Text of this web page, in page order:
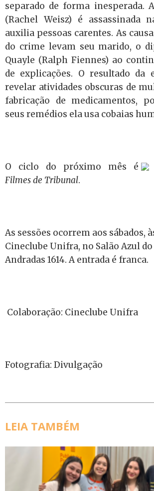
separado de forma inesperada.
(Rachel Weisz) é assassinada
auxilia pessoas carentes. As
do crime levam seu marido, o
Quayle (Ralph Fiennes) ao
de explicações. O resultado da
revelar atividades obscuras de
fabricação de medicamentos,
seus remédios ela usa cobaias
O ciclo do próximo mês é
Filmes de Tribunal.
As sessões ocorrem aos sábados,
Cineclube Unifra, no Salão Azul
Andradas 1614. A entrada é franca.
Colaboração: Cineclube Unifra
Fotografia: Divulgação
LEIA TAMBÉM